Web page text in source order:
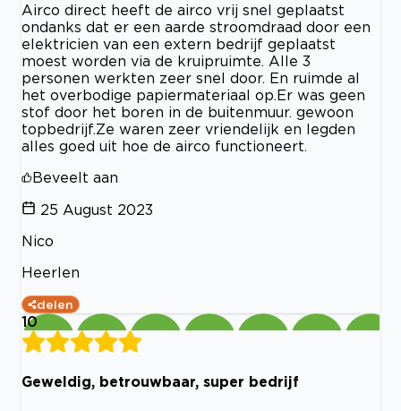
Airco direct heeft de airco vrij snel geplaatst
ondanks dat er een aarde stroomdraad door een
elektricien van een extern bedrijf geplaatst
moest worden via de kruipruimte. Alle 3
personen werkten zeer snel door. En ruimde al
het overbodige papiermateriaal op.Er was geen
stof door het boren in de buitenmuur. gewoon
topbedrijf.Ze waren zeer vriendelijk en legden
alles goed uit hoe de airco functioneert.
Beveelt aan
25 August 2023
Nico
Heerlen
delen
10
Geweldig, betrouwbaar, super bedrijf